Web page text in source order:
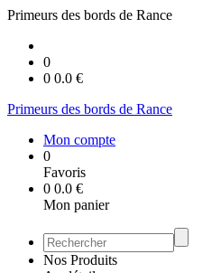
Primeurs des bords de Rance
0
0 0.0 €
Primeurs des bords de Rance
Mon compte
0
Favoris
0 0.0 €
Mon panier
Nos Produits